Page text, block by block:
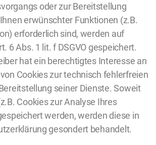
oder zur Bereitstellung
erwünschter Funktionen (z.B.
erforderlich sind, werden auf
6 Abs. 1 lit. f DSGVO gespeichert.
hat ein berechtigtes Interesse an
Cookies zur technisch fehlerfreien
seiner Dienste. Soweit
Cookies zur Analyse Ihres
werden, werden diese in
gesondert behandelt.